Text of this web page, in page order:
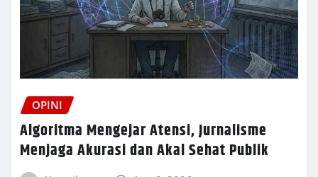
OPINI
Algoritma Mengejar Atensi, Jurnalisme
Menjaga Akurasi dan Akal Sehat Publik